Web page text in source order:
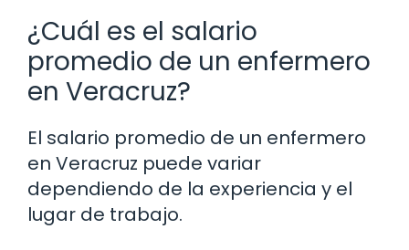
¿Cuál es el salario
promedio de un enfermero
en Veracruz?
El salario promedio de un enfermero
en Veracruz puede variar
dependiendo de la experiencia y el
lugar de trabajo.